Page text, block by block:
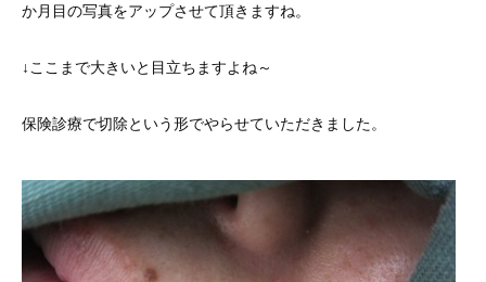
か月目の写真をアップさせて頂きますね。
↓ここまで大きいと目立ちますよね～
保険診療で切除という形でやらせていただきました。